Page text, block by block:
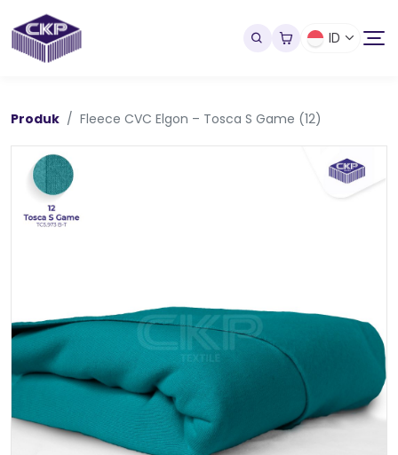
ID
Produk Fleece CVC Elgon – Tosca S Game (12)